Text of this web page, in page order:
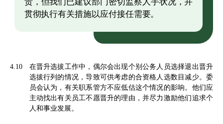
贯彻执行有关措施以应付接任需要。
4.10
在晋升选拔工作中，偶尔会出现个别公务人员选择退出晋升
选拔行列的情况，导致可供考虑的合资格人选数目减少。委
员会认为，有关职系管方不应低估这个情况的影响。他们应
主动找出有关员工不愿晋升的理由，并尽力激励他们追求个
人和事业发展。